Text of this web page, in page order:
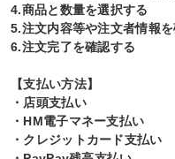
4.商品と数量を選択する
5.注文内容等や注文者情報
6.注文完了を確認する
【支払い方法】
・店頭支払い
・HM電子マネー支払い
・クレジットカード支払い